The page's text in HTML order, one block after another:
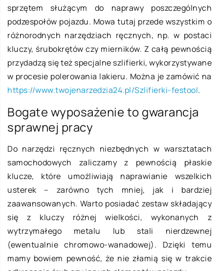
sprzętem służącym do naprawy poszczególnych
podzespołów pojazdu. Mowa tutaj przede wszystkim o
różnorodnych narzędziach ręcznych, np. w postaci
kluczy, śrubokrętów czy mierników. Z całą pewnością
przydadzą się też specjalne szlifierki, wykorzystywane
w procesie polerowania lakieru. Można je zamówić na
https://www.twojenarzedzia24.pl/Szlifierki-festool.
Bogate wyposażenie to gwarancja
sprawnej pracy
Do narzędzi ręcznych niezbędnych w warsztatach
samochodowych zaliczamy z pewnością płaskie
klucze, które umożliwiają naprawianie wszelkich
usterek – zarówno tych mniej, jak i bardziej
zaawansowanych. Warto posiadać zestaw składający
się z kluczy różnej wielkości, wykonanych z
wytrzymałego metalu lub stali nierdzewnej
(ewentualnie chromowo-wanadowej). Dzięki temu
mamy bowiem pewność, że nie złamią się w trakcie